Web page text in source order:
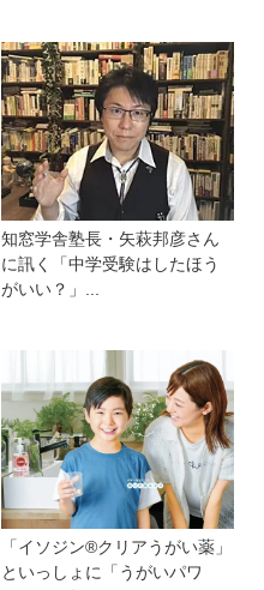
知窓学舎塾長・矢萩邦彦さん
に訊く「中学受験はしたほう
がいい？」...
「イソジン®クリアうがい薬」
といっしょに「うがいパワ